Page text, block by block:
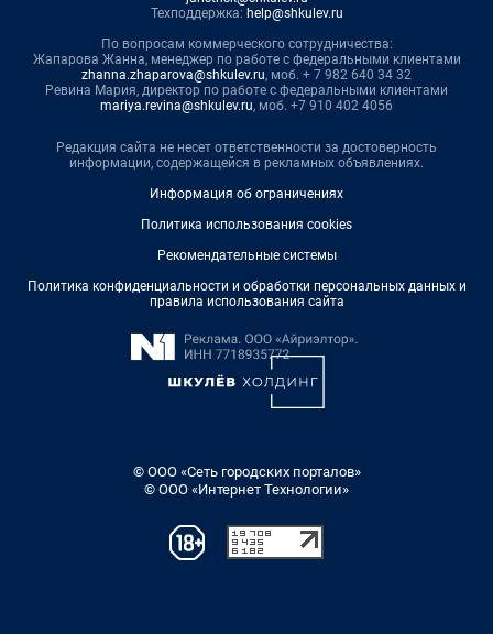
Техподдержка: help@shkulev.ru
По вопросам коммерческого сотрудничества:
Жапарова Жанна, менеджер по работе с федеральными клиентами
zhanna.zhaparova@shkulev.ru, моб. + 7 982 640 34 32
Ревина Мария, директор по работе с федеральными клиентами
mariya.revina@shkulev.ru, моб. +7 910 402 4056
Редакция сайта не несет ответственности за достоверность
информации, содержащейся в рекламных объявлениях.
Информация об ограничениях
Политика использования cookies
Рекомендательные системы
Политика конфиденциальности и обработки персональных данных и
правила использования сайта
© ООО «Сеть городских порталов»
© ООО «Интернет Технологии»